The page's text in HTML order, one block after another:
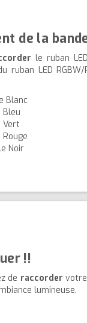
de la
le ruban
ruban LED
Blanc
Bleu
Vert
Rouge
Noir
!!
de raccorder
lumineuse.